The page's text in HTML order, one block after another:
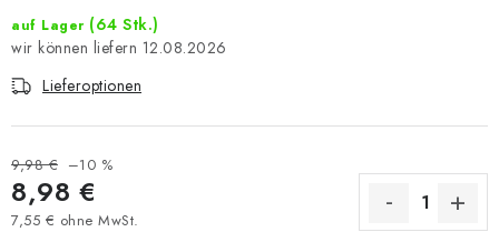
auf Lager (64 Stk.)
12.08.2026
Lieferoptionen
9,98 € –10 %
8,98 €
7,55 € ohne MwSt.